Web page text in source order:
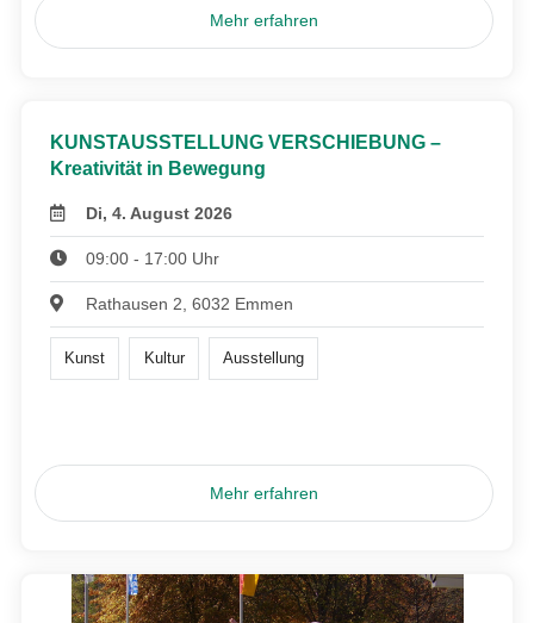
Mehr erfahren
KUNSTAUSSTELLUNG VERSCHIEBUNG –
Kreativität in Bewegung
Di, 4. August 2026
09:00 - 17:00 Uhr
Rathausen 2, 6032 Emmen
Kunst Kultur Ausstellung
Mehr erfahren